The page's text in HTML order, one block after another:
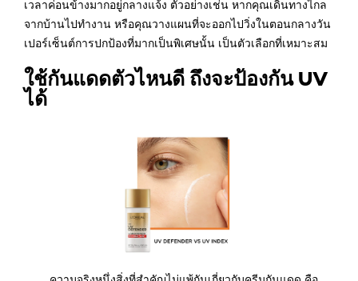
เวลาค่อนข้างมากอยู่กลางแจ้ง ตัวอย่างเช่น หากคุณเดินทางไกล
จากบ้านไปทำงาน หรือคุณวางแผนที่จะออกไปวิ่งในตอนกลางวัน
เปอร์เซ็นต์การปกป้องที่มากเป็นพิเศษนั้น เป็นตัวเลือกที่เหมาะสม
ใช้กันแดดตัวไหนดี ถึงจะป้องกัน UV
ได้